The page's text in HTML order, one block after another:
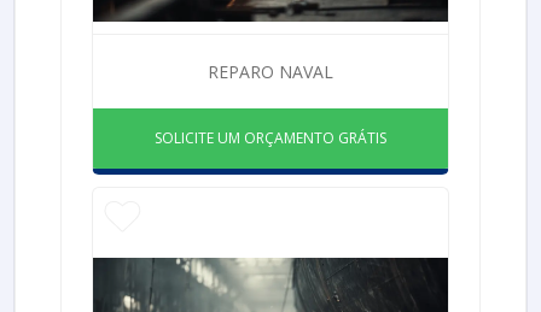
REPARO NAVAL
SOLICITE UM ORÇAMENTO GRÁTIS